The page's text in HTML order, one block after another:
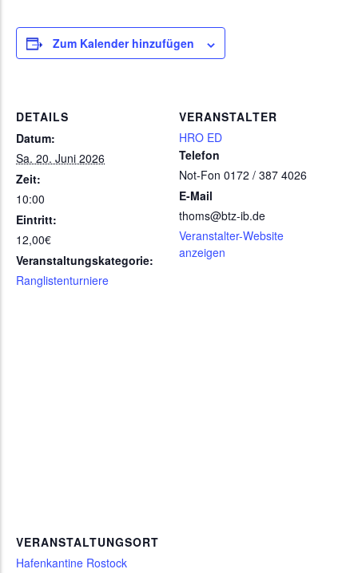
Zum Kalender hinzufügen
DETAILS
Datum:
Sa. 20. Juni 2026
Zeit:
10:00
Eintritt:
12,00€
Veranstaltungskategorie:
Ranglistenturniere
VERANSTALTER
HRO ED
Telefon
Not-Fon 0172 / 387 4026
E-Mail
thoms@btz-ib.de
Veranstalter-Website
anzeigen
VERANSTALTUNGSORT
Hafenkantine Rostock